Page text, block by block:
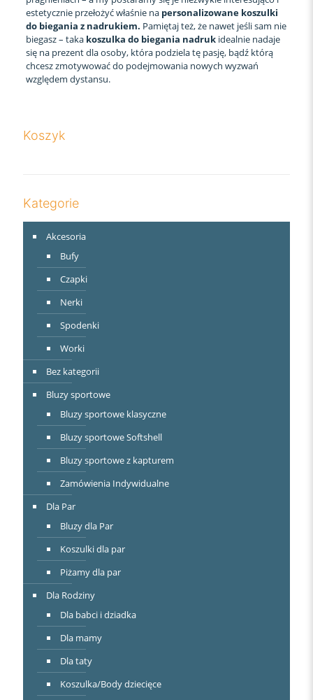
estetycznie przełożyć właśnie na personalizowane koszulki
do biegania z nadrukiem. Pamiętaj też, że nawet jeśli sam nie
biegasz – taka koszulka do biegania nadruk idealnie nadaje
się na prezent dla osoby, która podziela tę pasję, bądź którą
chcesz zmotywować do podejmowania nowych wyzwań
względem dystansu.
Koszyk
Kategorie
Akcesoria
Bufy
Czapki
Nerki
Spodenki
Worki
Bez kategorii
Bluzy sportowe
Bluzy sportowe klasyczne
Bluzy sportowe Softshell
Bluzy sportowe z kapturem
Zamówienia Indywidualne
Dla Par
Bluzy dla Par
Koszulki dla par
Piżamy dla par
Dla Rodziny
Dla babci i dziadka
Dla mamy
Dla taty
Koszulka/Body dziecięce